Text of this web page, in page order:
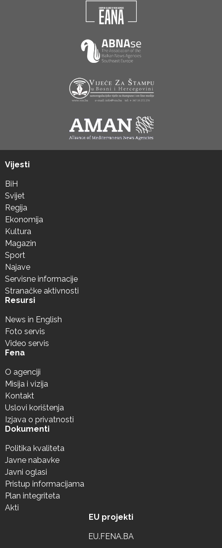
Vijesti
BiH
Svijet
Regija
Ekonomija
Kultura
Magazin
Sport
Najave
Servisne informacije
Stranačke aktivnosti
Resursi
News in English
Foto servis
Video servis
Fena
O agenciji
Misija i vizija
Kontakt
Uslovi korištenja
Izjava o privatnosti
Dokumenti
Politika kvaliteta
Javne nabavke
Javni oglasi
Pristup informacijama
Plan integriteta
Akti
EU projekti
EU.FENA.BA